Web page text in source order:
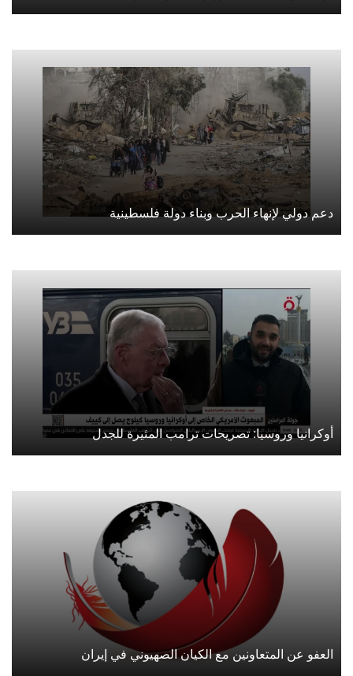
دعم دولي لإنهاء الحرب وبناء دولة فلسطينية
أوكرانيا وروسيا: تصريحات ترامب المثيرة للجدل
العفو عن المتعاونين مع الكيان الصهيوني في إيران